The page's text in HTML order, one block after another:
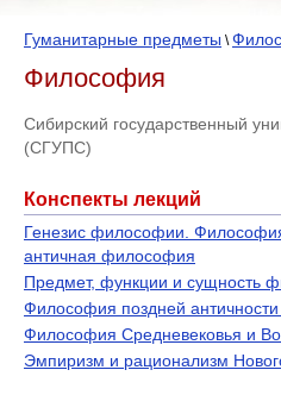
Гуманитарные предметы \
Философия
Сибирский государственный
(СГУПС)
Конспекты лекций
Генезис философии.
античная философия
Предмет, функции и сущность
Философия поздней
Философия Средневековья и
Эмпиризм и рационализм